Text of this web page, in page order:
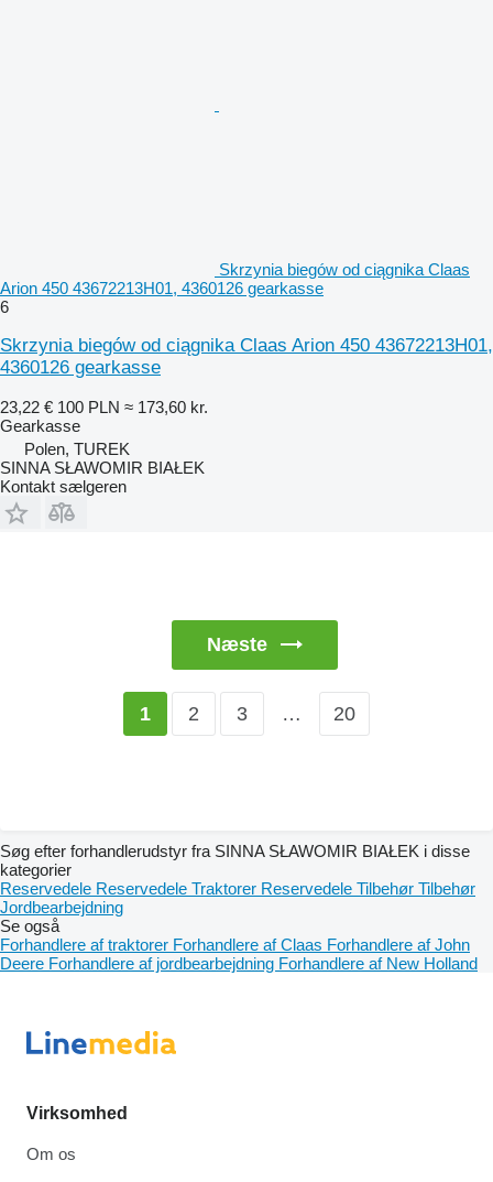
Skrzynia biegów od ciągnika Claas
Arion 450 43672213H01, 4360126 gearkasse
6
Skrzynia biegów od ciągnika Claas Arion 450 43672213H01,
4360126 gearkasse
23,22 € 100 PLN ≈ 173,60 kr.
Gearkasse
Polen, TUREK
SINNA SŁAWOMIR BIAŁEK
Kontakt sælgeren
Næste
1 2 3 … 20
Søg efter forhandlerudstyr fra SINNA SŁAWOMIR BIAŁEK i disse
kategorier
Reservedele Reservedele Traktorer Reservedele Tilbehør Tilbehør
Jordbearbejdning
Se også
Forhandlere af traktorer Forhandlere af Claas Forhandlere af John
Deere Forhandlere af jordbearbejdning Forhandlere af New Holland
Virksomhed
Om os